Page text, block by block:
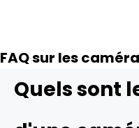
FAQ sur les
Quels sont